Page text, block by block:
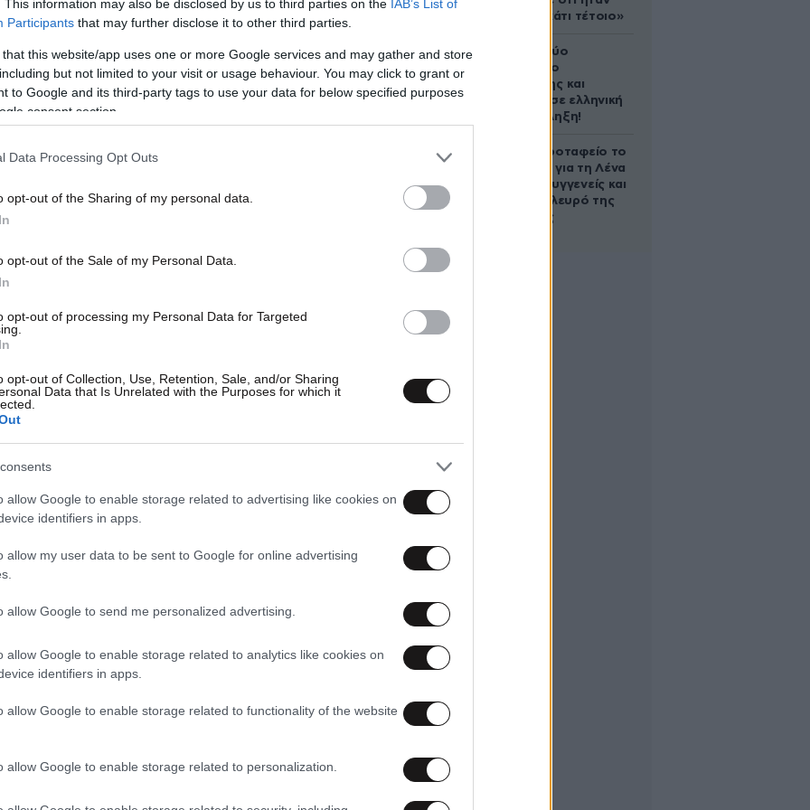
This information may also be disclosed by us to third parties on the IAB’s List of
Participants that may further disclose it to other third parties.
that this website/app uses one or more Google services and may gather and store
but not limited to your visit or usage behaviour. You may click to grant or
to Google and its third-party tags to use your data for below specified purposes
consent section.
Data Processing Opt Outs
opt-out of the Sharing of my personal data.
opt-out of the Sale of my Personal Data.
opt-out of processing my Personal Data for Targeted
opt-out of Collection, Use, Retention, Sale, and/or Sharing
Data that Is Unrelated with the Purposes for which it
allow Google to enable storage related to advertising like cookies on
identifiers in apps.
allow my user data to be sent to Google for online advertising
allow Google to send me personalized advertising.
allow Google to enable storage related to analytics like cookies on
identifiers in apps.
allow Google to enable storage related to functionality of the website
allow Google to enable storage related to personalization.
εξακολουθούν να
ικανός για κάτι τέτοιο»
Ακυρώνει δύο
συμβόλαια ο
Λαρεντζάκης και
υπογράφει σε ελληνική
ομάδα-έκπληξη!
Στο Α’ Νεκροταφείο το
μνημόσυνο για τη Λένα
Σαμαρά – Συγγενείς και
φίλοι στο πλευρό της
οικογένειας